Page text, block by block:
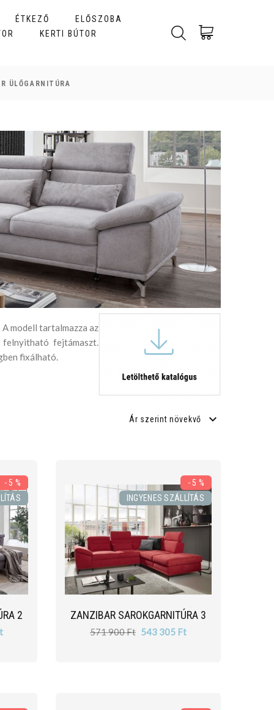
ÉTKEZŐ
ELŐSZOBA
KERTI BÚTOR
ÜLŐGARNITÚRA
modell tartalmazza az
felnyitható fejtámaszt.
fixálható.
Ár szerint növekvő
2
- 5 %
ZANZIBAR SAROKGARNITÚRA 3
571 900 Ft 543 305 Ft
- 5 %
INGYENES SZÁLLÍTÁS